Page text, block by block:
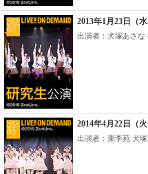
2013年1月23日（
出演者：犬塚あさな
2014年4月22日（
出演者：東李苑 犬塚